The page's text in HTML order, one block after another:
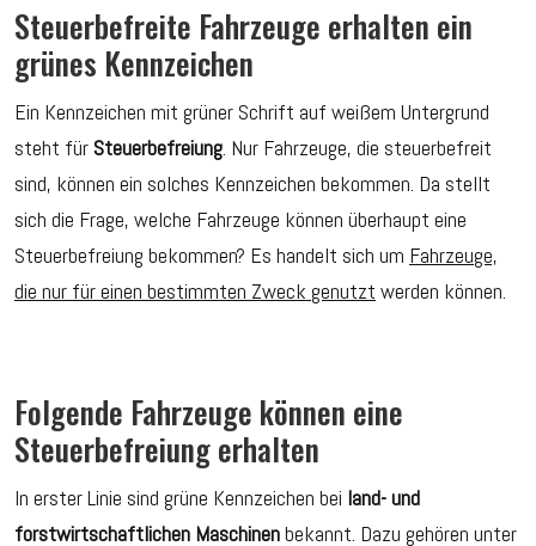
Steuerbefreite Fahrzeuge erhalten ein
grünes Kennzeichen
Ein Kennzeichen mit grüner Schrift auf weißem Untergrund
steht fürSteuerbefreiung. Nur Fahrzeuge, die steuerbefreit
sind, können ein solches Kennzeichen bekommen. Da stellt
sich die Frage, welche Fahrzeuge können überhaupt eine
Steuerbefreiung bekommen? Es handelt sich um Fahrzeuge,
die nur für einen bestimmten Zweck genutzt werden können.
Folgende Fahrzeuge können eine
Steuerbefreiung erhalten
In erster Linie sind grüne Kennzeichen bei land- und
forstwirtschaftlichen Maschinenbekannt. Dazu gehören unter